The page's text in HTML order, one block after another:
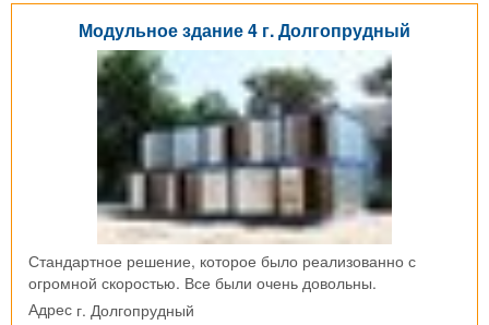
Модульное здание 4 г. Долгопрудный
Стандартное решение, которое было реализованно с
огромной скоростью. Все были очень довольны.
Адрес г. Долгопрудный